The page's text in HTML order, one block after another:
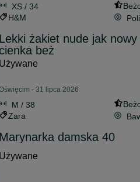
XS / 34
H&M
Lekki żakiet nude jak
cienka beż
Używane
- 31 lipca 2026
M / 38
Zara
Marynarka damska 40
Używane